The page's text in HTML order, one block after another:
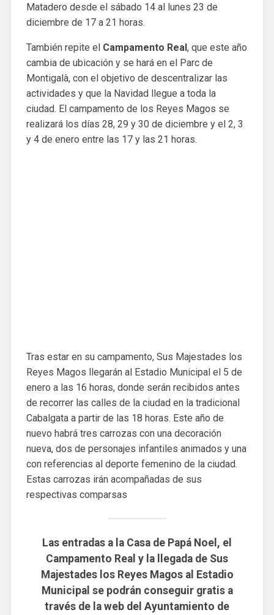
Matadero desde el sábado 14 al lunes 23 de
diciembre de 17 a 21 horas.
También repite el Campamento Real, que este año
cambia de ubicación y se hará en el Parc de
Montigalà, con el objetivo de descentralizar las
actividades y que la Navidad llegue a toda la
ciudad. El campamento de los Reyes Magos se
realizará los días 28, 29 y 30 de diciembre y el 2, 3
y 4 de enero entre las 17 y las 21 horas.
Tras estar en su campamento, Sus Majestades los
Reyes Magos llegarán al Estadio Municipal el 5 de
enero a las 16 horas, donde serán recibidos antes
de recorrer las calles de la ciudad en la tradicional
Cabalgata a partir de las 18 horas. Este año de
nuevo habrá tres carrozas con una decoración
nueva, dos de personajes infantiles animados y una
con referencias al deporte femenino de la ciudad.
Estas carrozas irán acompañadas de sus
respectivas comparsas
Las entradas a la Casa de Papá Noel, el
Campamento Real y la llegada de Sus
Majestades los Reyes Magos al Estadio
Municipal se podrán conseguir gratis a
través de la web del Ayuntamiento de